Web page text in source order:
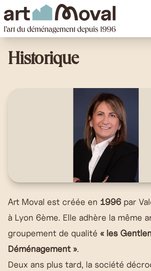
art Moval
Historique
Art Moval est créée en 1996 par
à Lyon 6ème. Elle adhère la même
groupement de qualité « les
Déménagement ».
Deux ans plus tard, la société